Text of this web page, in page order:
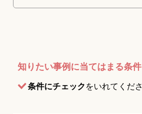
知りたい事例に当てはまる条
条件にチェックをいれてくだ